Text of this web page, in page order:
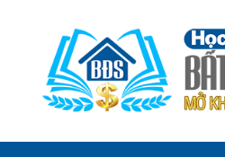
HỌC VIỆN